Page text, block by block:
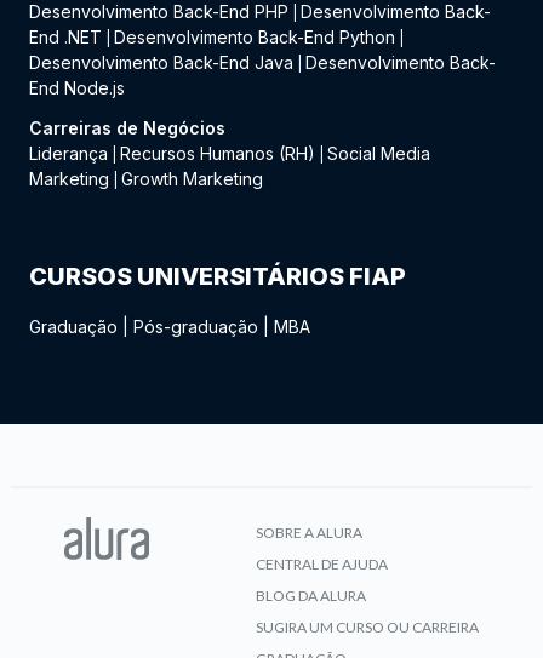
Desenvolvimento Back-End PHP
Desenvolvimento Back-
End .NET
Desenvolvimento Back-End Python
Desenvolvimento Back-End Java
Desenvolvimento Back-
End Node.js
Carreiras de Negócios
Liderança
Recursos Humanos (RH)
Social Media
Marketing
Growth Marketing
CURSOS UNIVERSITÁRIOS FIAP
Graduação Pós-graduação MBA
SOBRE A ALURA
CENTRAL DE AJUDA
BLOG DA ALURA
SUGIRA UM CURSO OU CARREIRA